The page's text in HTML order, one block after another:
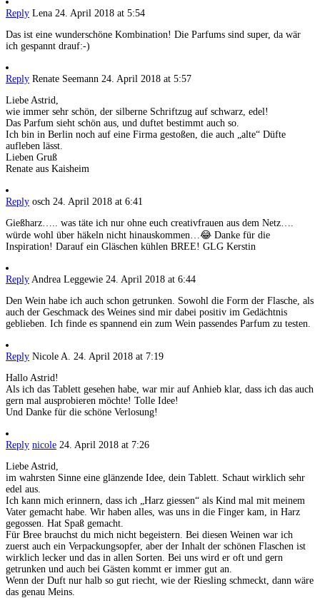
Reply Lena 24. April 2018 at 5:54
Das ist eine wunderschöne Kombination! Die Parfums sind super, da wär
ich gespannt drauf:-)
Reply Renate Seemann 24. April 2018 at 5:57
Liebe Astrid,
wie immer sehr schön, der silberne Schriftzug auf schwarz, edel!
Das Parfum sieht schön aus, und duftet bestimmt auch so.
Ich bin in Berlin noch auf eine Firma gestoßen, die auch „alte“ Düfte
aufleben lässt.
Lieben Gruß
Renate aus Kaisheim
Reply osch 24. April 2018 at 6:41
Gießharz….. was täte ich nur ohne euch creativfrauen aus dem Netz….
würde wohl über häkeln nicht hinauskommen…😂 Danke für die
Inspiration! Darauf ein Gläschen kühlen BREE! GLG Kerstin
Reply Andrea Leggewie 24. April 2018 at 6:44
Den Wein habe ich auch schon getrunken. Sowohl die Form der Flasche, als
auch der Geschmack des Weines sind mir dabei positiv im Gedächtnis
geblieben. Ich finde es spannend ein zum Wein passendes Parfum zu testen.
Reply Nicole A.
24. April 2018 at 7:19
Hallo Astrid!
Als ich das Tablett gesehen habe, war mir auf Anhieb klar, dass ich das auch
gern mal ausprobieren möchte! Tolle Idee!
Und Danke für die schöne Verlosung!
Reply nicole 24. April 2018 at 7:26
Liebe Astrid,
im wahrsten Sinne eine glänzende Idee, dein Tablett. Schaut wirklich sehr
edel aus.
Ich kann mich erinnern, dass ich „Harz giessen“ als Kind mal mit meinem
Vater gemacht habe. Wir haben alles, was uns in die Finger kam, in Harz
gegossen. Hat Spaß gemacht.
Für Bree brauchst du mich nicht begeistern. Bei diesen Weinen war ich
zuerst auch ein Verpackungsopfer, aber der Inhalt der schönen Flaschen ist
wirklich lecker und das in allen Sorten. Bei uns wird er oft und gern
getrunken und auch bei Gästen kommt er immer gut an.
Wenn der Duft nur halb so gut riecht, wie der Riesling schmeckt, dann wäre
das genau Meins.